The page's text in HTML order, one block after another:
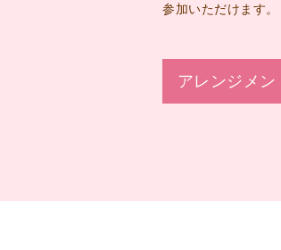
参加いただけます。
アレンジメン